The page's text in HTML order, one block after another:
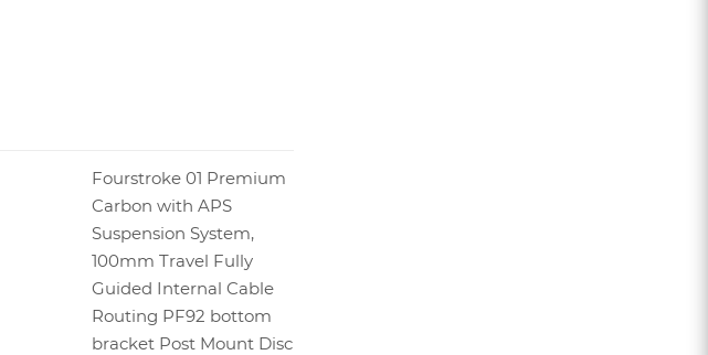
Fourstroke 01 Premium
Carbon with APS
Suspension System,
100mm Travel Fully
Guided Internal Cable
Routing PF92 bottom
bracket Post Mount Disc